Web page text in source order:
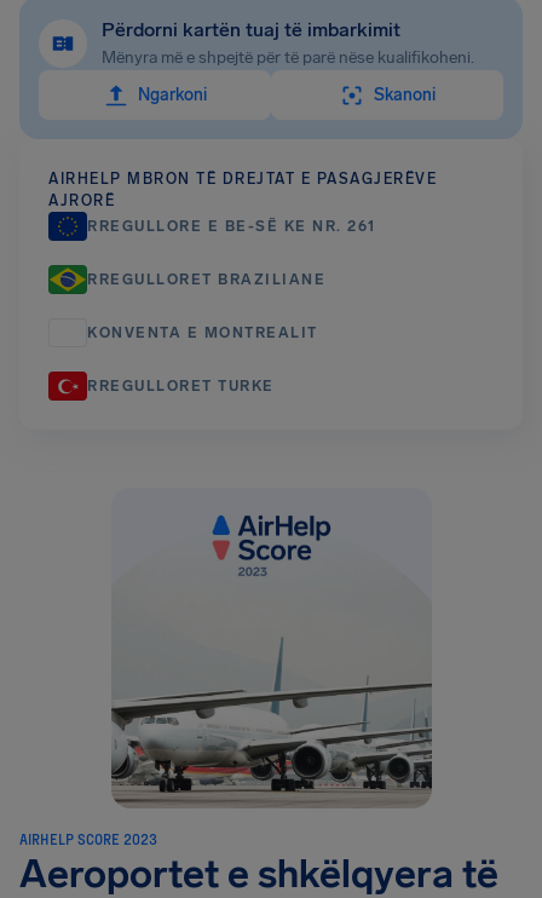
Përdorni kartën tuaj të imbarkimit
Mënyra më e shpejtë për të parë nëse kualifikoheni.
Ngarkoni
Skanoni
AIRHELP MBRON TË DREJTAT E PASAGJERËVE
AJRORË
RREGULLORE E BE-SË KE NR. 261
RREGULLORET BRAZILIANE
KONVENTA E MONTREALIT
RREGULLORET TURKE
AIRHELP SCORE 2023
Aeroportet e shkëlqyera të